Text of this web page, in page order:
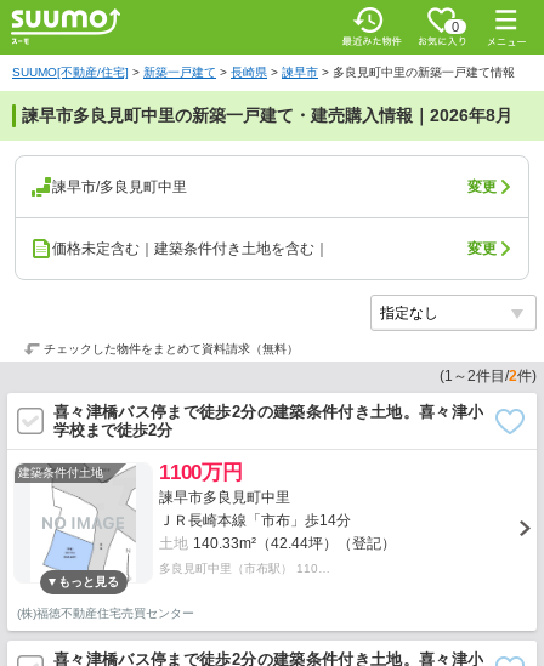
0
SUUMO[不動産/住宅] > 新築一戸建て > 長崎県 > 諫早市 > 多良見町中里の新築一戸建て情報
諫早市多良見町中里の新築一戸建て・建売購入情報｜2026年8月
諫早市/多良見町中里 変更
価格未定含む｜建築条件付き土地を含む｜ 変更
チェックした物件をまとめて資料請求（無料）
(1 ～2件目/2件)
喜々津橋バス停まで徒歩2分の建築条件付き土地。喜々津小
学校まで徒歩2分
建築条件付土地 1100万円
諫早市多良見町中里
ＪＲ長崎本線「市布」歩14分
土地 140.33m²（42.44坪）（登記）
多良見町中里（市布駅） 110…
(株)福徳不動産住宅売買センター
喜々津橋バス停まで徒歩2分の建築条件付き土地。喜々津小